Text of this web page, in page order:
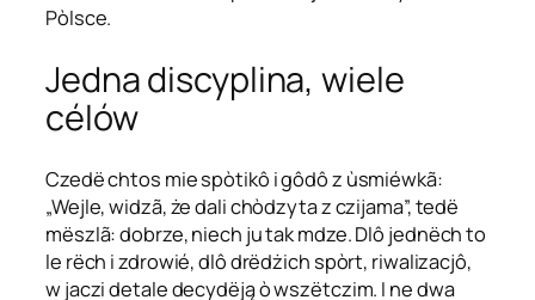
Pòlsce.
Jedna discyplina, wiele
célów
Czedë chtos mie spòtikô i gôdô z ùsmiéwkã:
„Wejle, widzã, że dali chòdzyta z czijama”, tedë
mëszlã: dobrze, niech ju tak mdze. Dlô jednëch to
le rëch i zdrowié, dlô drëdżich spòrt, riwalizacjô,
w jaczi detale decydëją ò wszëtczim. I ne dwa